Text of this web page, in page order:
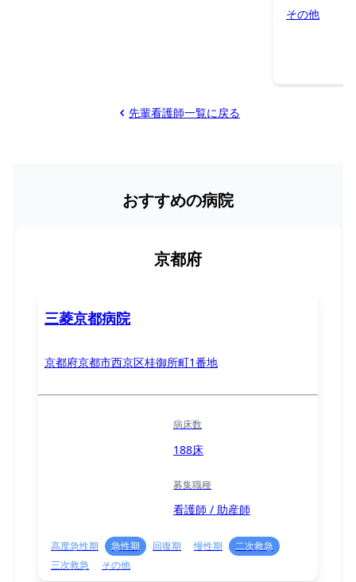
その他
先輩看護師一覧に戻る
おすすめの病院
京都府
三菱京都病院
京都府京都市西京区桂御所町1番地
病床数
188床
募集職種
看護師 / 助産師
高度急性期 急性期 回復期 慢性期
二次救急
三次救急
その他